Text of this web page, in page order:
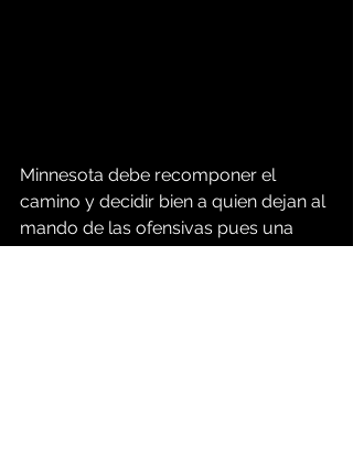
Minnesota debe recomponer el
camino y decidir bien a quien dejan al
mando de las ofensivas pues una